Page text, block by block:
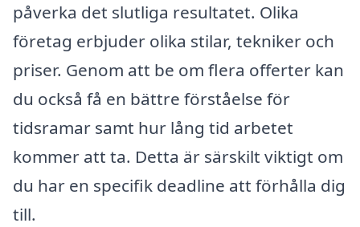
påverka det slutliga resultatet. Olika
företag erbjuder olika stilar, tekniker och
priser. Genom att be om flera offerter kan
du också få en bättre förståelse för
tidsramar samt hur lång tid arbetet
kommer att ta. Detta är särskilt viktigt om
du har en specifik deadline att förhålla dig
till.